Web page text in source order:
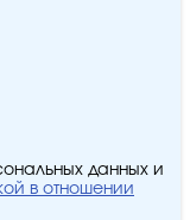
данных и
в отношении